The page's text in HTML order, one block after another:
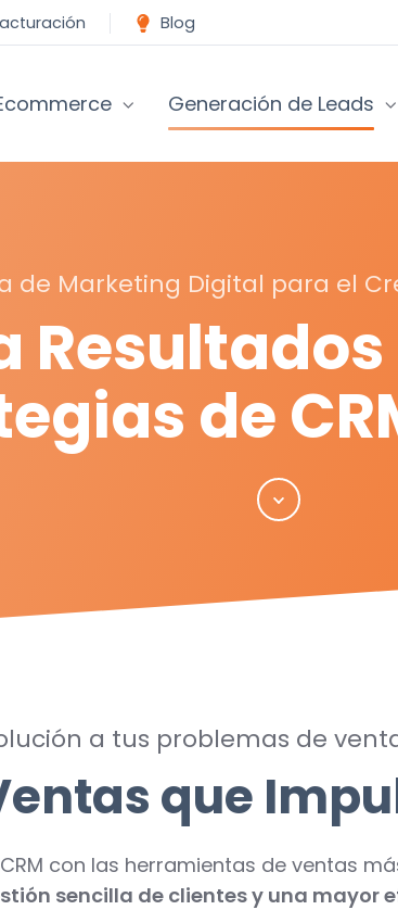
Blog
Generación de Leads
de Marketing Digital para el
de
Scroll
a tus problemas de
que
CRM con las herramientas de ventas
sencilla de clientes y una mayor